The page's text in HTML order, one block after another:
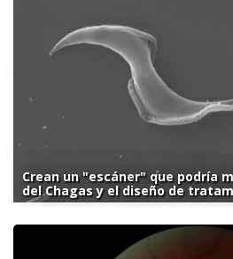
Crean un "escáner" que podría
del Chagas y el diseño de